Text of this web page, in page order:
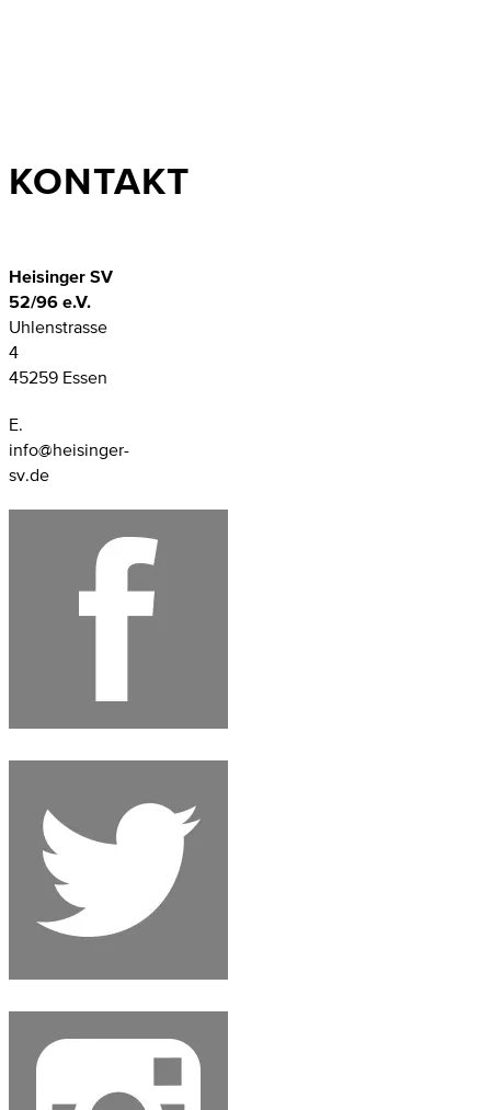
KONTAKT
Heisinger SV
52/96 e.V.
Uhlenstrasse
4
45259 Essen
E.
info@heisinger-
sv.de